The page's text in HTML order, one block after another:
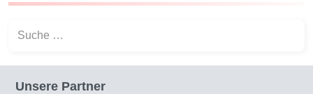
Unsere Partner